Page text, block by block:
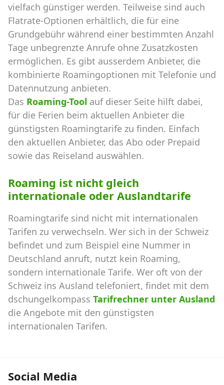
vielfach günstiger werden. Teilweise sind auch
Flatrate-Optionen erhältlich, die für eine
Grundgebühr während einer bestimmten Anzahl
Tage unbegrenzte Anrufe ohne Zusatzkosten
ermöglichen. Es gibt ausserdem Anbieter, die
kombinierte Roamingoptionen mit Telefonie und
Datennutzung anbieten.
Das Roaming-Tool auf dieser Seite hilft dabei,
für die Ferien beim aktuellen Anbieter die
günstigsten Roamingtarife zu finden. Einfach
den aktuellen Anbieter, das Abo oder Prepaid
sowie das Reiseland auswählen.
Roaming ist nicht gleich
internationale oder Auslandtarife
Roamingtarife sind nicht mit internationalen
Tarifen zu verwechseln. Wer sich in der Schweiz
befindet und zum Beispiel eine Nummer in
Deutschland anruft, nutzt kein Roaming,
sondern internationale Tarife. Wer oft von der
Schweiz ins Ausland telefoniert, findet mit dem
dschungelkompass Tarifrechner unter Ausland
die Angebote mit den günstigsten
internationalen Tarifen.
Social Media